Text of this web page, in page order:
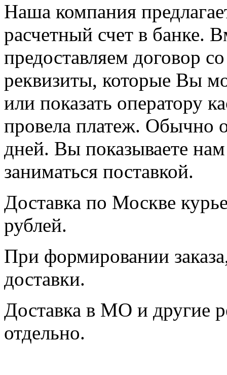
Наша компания
расчетный счет в банке.
предоставляем договор
реквизиты, которые Вы
или показать оператору
провела платеж. Обычно
дней. Вы показываете
заниматься поставкой.
Доставка по Москве
рублей.
При формировании
доставки.
Доставка в МО и другие
отдельно.